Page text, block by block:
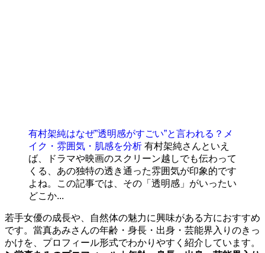
有村架純はなぜ”透明感がすごい”と言われる？メ
イク・雰囲気・肌感を分析 有村架純さんといえ
ば、ドラマや映画のスクリーン越しでも伝わって
くる、あの独特の透き通った雰囲気が印象的です
よね。この記事では、その「透明感」がいったい
どこか...
若手女優の成長や、自然体の魅力に興味がある方におすすめ
です。當真あみさんの年齢・身長・出身・芸能界入りのきっ
かけを、プロフィール形式でわかりやすく紹介しています。